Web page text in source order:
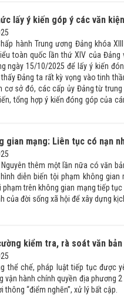
lấy ý kiến góp ý các văn
hành Trung ương Đảng khóa
toàn quốc lần thứ XIV của
ngày 15/10/2025 để lấy ý kiến
Đảng ta rất kỳ vọng vào tinh
sở đó, các cấp ủy Đảng từ
tổng hợp ý kiến đóng góp của
gian mạng: Liên tục có nạn
thêm một lần nữa có văn
diễn biến tội phạm không gian
phạm trên không gian mạng tiếp
của đời sống xã hội để xây dựng
kiểm tra, rà soát văn bản
thể chế, pháp luật tiếp tục được
vận hành chính quyền địa phương
“điểm nghẽn”, xử lý bất cập.